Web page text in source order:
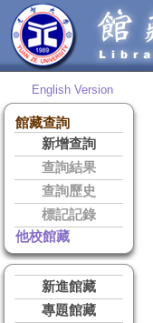
English Version
館藏查詢
新增查詢
查詢結果
查詢歷史
標記記錄
他校館藏
新進館藏
專題館藏